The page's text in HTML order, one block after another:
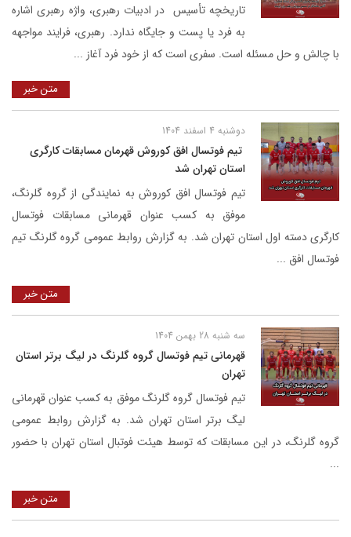
تاریخچه تأسیس در ادبیات رهبری، واژه رهبری اشاره
به فرد یا پست و جایگاه ندارد. رهبری، فرایند مواجهه
با چالش و حل مسئله است. سفری است که از خود فرد آغاز ...
متن خبر
دوشنبه 4 اسفند 1404
‌ تیم فوتسال افق کوروش قهرمان مسابقات کارگری
استان تهران شد
تیم فوتسال افق کوروش به نمایندگی از گروه گلرنگ،
موفق به کسب عنوان قهرمانی مسابقات فوتسال
کارگری دسته اول استان تهران شد. به گزارش روابط عمومی گروه گلرنگ تیم
فوتسال افق ...
متن خبر
سه شنبه 28 بهمن 1404
قهرمانی تیم فوتسال گروه گلرنگ در لیگ برتر استان
تهران
تیم فوتسال گروه گلرنگ موفق به کسب عنوان قهرمانی
لیگ برتر استان تهران شد. به گزارش روابط عمومی
گروه گلرنگ، در این مسابقات که توسط هیئت فوتبال استان تهران با حضور
...
متن خبر